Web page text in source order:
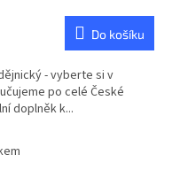
Do košíku
- vyberte si v
po celé České
doplněk k...